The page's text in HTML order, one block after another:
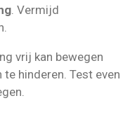
. Vermijd
vrij kan bewegen
hinderen. Test even